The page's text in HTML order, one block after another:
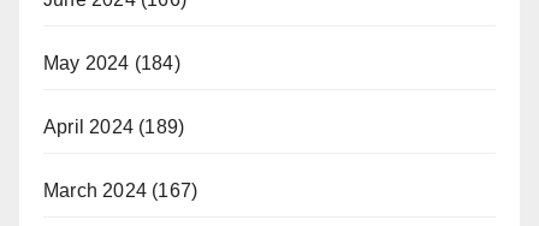
May 2024 (184)
April 2024 (189)
March 2024 (167)